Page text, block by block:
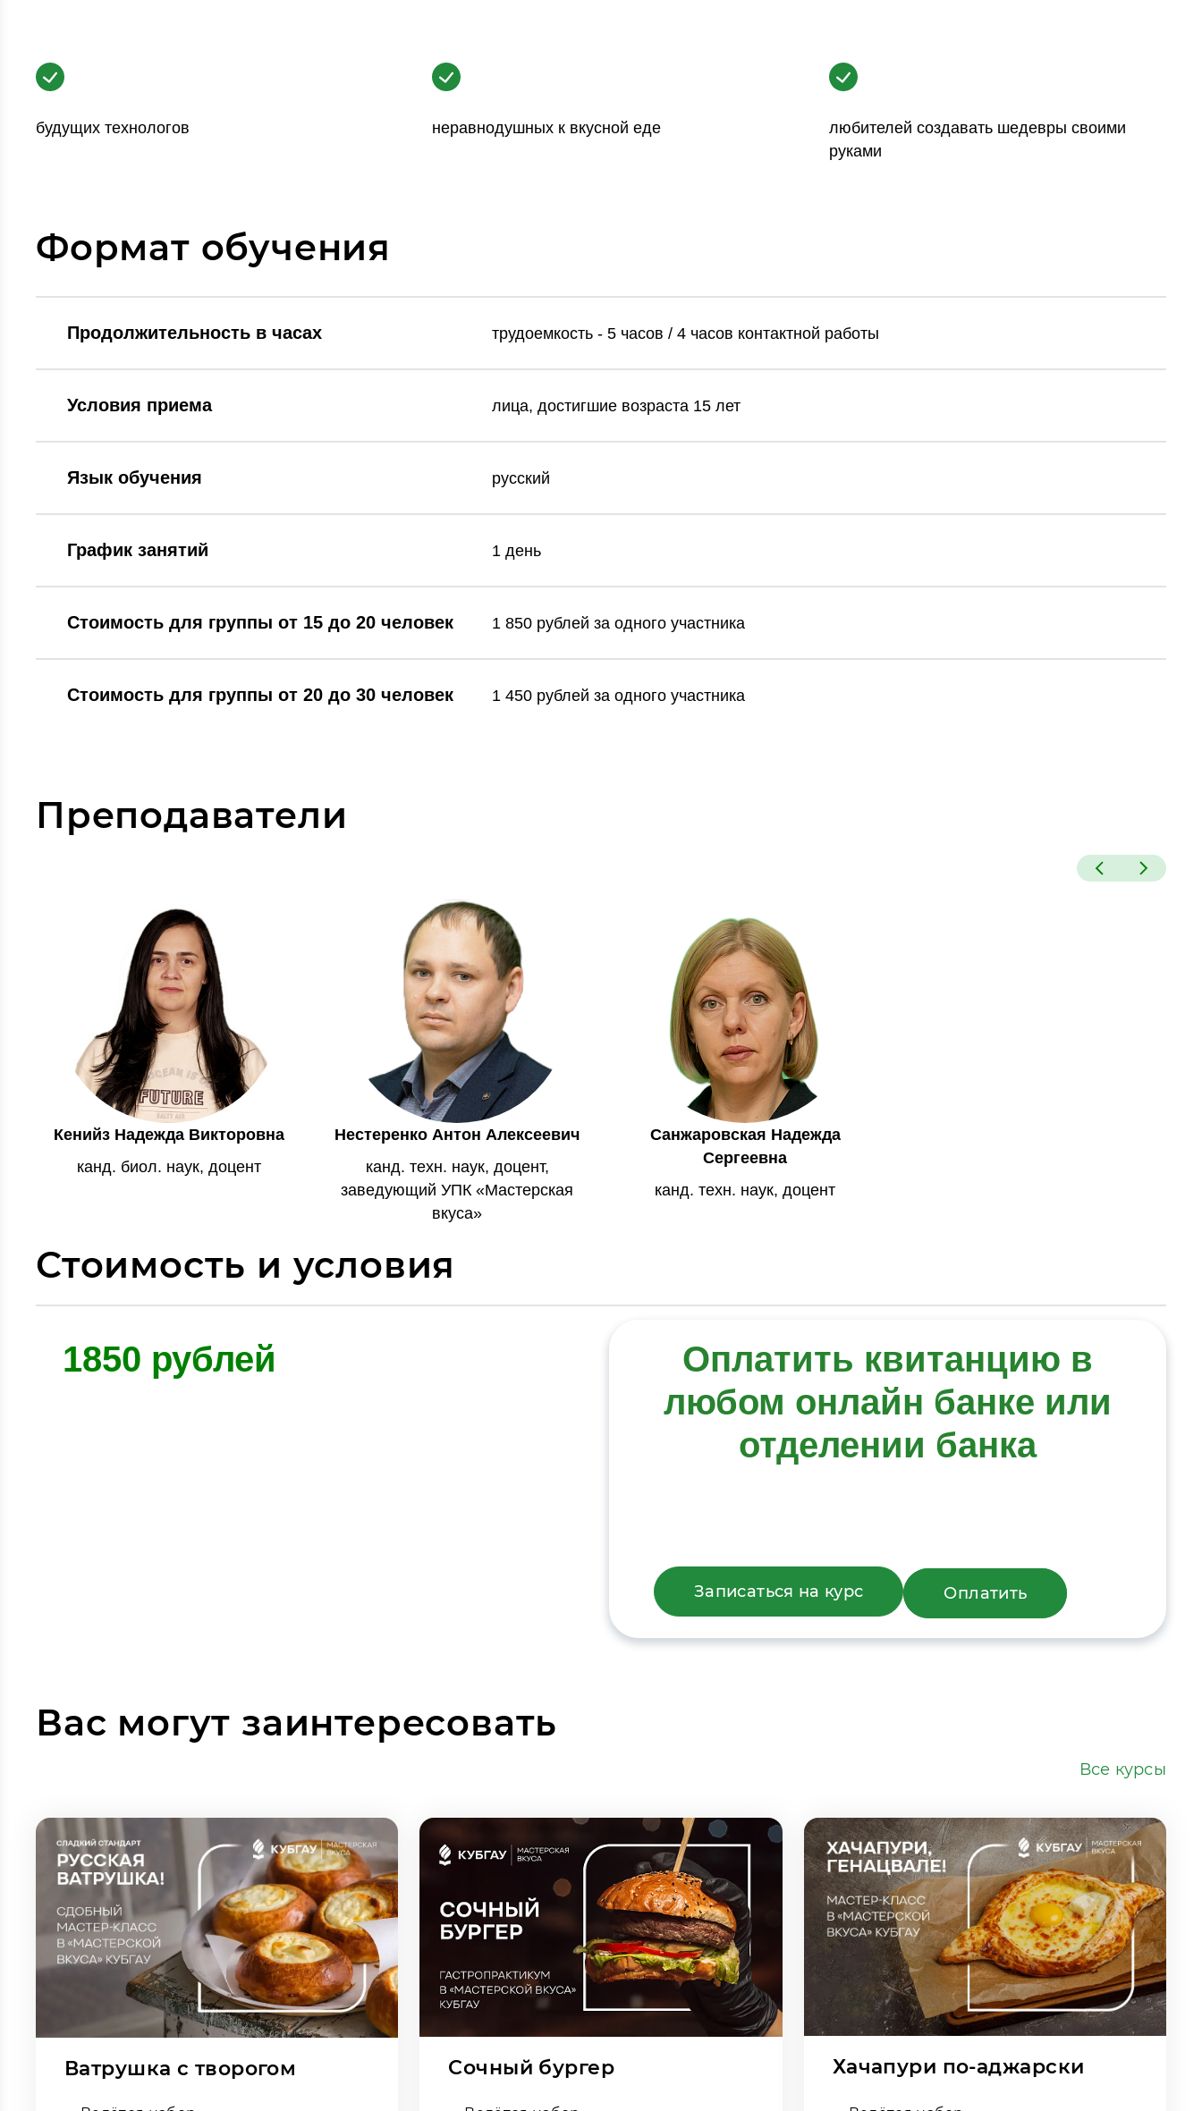
будущих технологов неравнодушных к вкусной еде
любителей создавать шедевры своими
руками
Формат обучения
Продолжительность в часах трудоемкость - 5 часов / 4 часов контактной работы
Условия приема лица, достигшие возраста 15 лет
Язык обучения русский
График занятий 1 день
Стоимость для группы от 15 до 20 человек 1 850 рублей за одного участника
Стоимость для группы от 20 до 30 человек 1 450 рублей за одного участника
Преподаватели
Кенийз Надежда Викторовна
канд. биол. наук, доцент
Нестеренко Антон Алексеевич
канд. техн. наук, доцент,
заведующий УПК «Мастерская
вкуса»
Санжаровская Надежда
Сергеевна
канд. техн. наук, доцент
Стоимость и условия
1850 рублей
Оплатить квитанцию в
любом онлайн банке или
отделении банка
Записаться на курс Оплатить
Вас могут заинтересовать
Все курсы
Ватрушка с творогом Сочный бургер Хачапури по-аджарски